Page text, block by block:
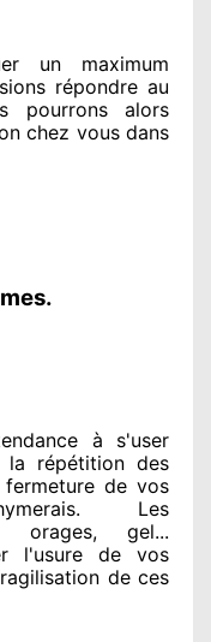
un maximum
répondre au
pourrons alors
chez vousdans
à s'user
la répétition des
de vos
Les
orages, gel...
l'usure de vos
de ces